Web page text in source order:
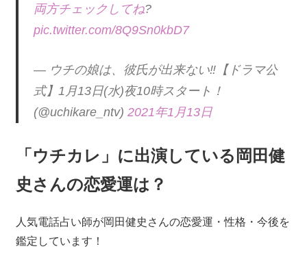
両方チェックしてね?
pic.twitter.com/8Q9Sn0kbD7
— ウチの娘は、彼氏が出来ない‼︎【ドラマ公
式】1月13日(水)夜10時スタート！
(@uchikare_ntv) 2021年1月13日
「ウチカレ」に出演している岡田健
史さんの恋愛運は？
人気電話占い師が岡田健史さんの恋愛運・性格・今後を
鑑定しています！